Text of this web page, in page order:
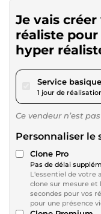
Je vais
réaliste
hyper
Service basique
1 jour de
Ce vendeur n’est
Personnaliser le
Clone Pro
Pas de délai
L'essentiel de votre
clone sur mesure et
secondes pour vos
pour une présence